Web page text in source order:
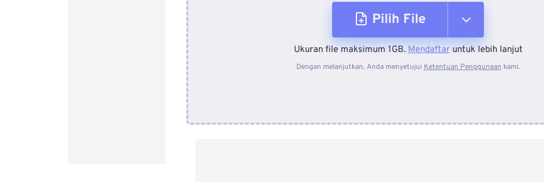
Pilih File
Dari Perangkat
Ukuran file maksimum 1GB.Mendaftaruntuk lebih lanjut
Dengan melanjutkan, Anda menyetujui Ketentuan Penggunaan kami.